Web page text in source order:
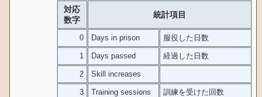
対応
数字
統計項目
0 Days in prison 服役した日数
1 Days passed 経過した日数
2 Skill increases
3 Training sessions 訓練を受けた回数